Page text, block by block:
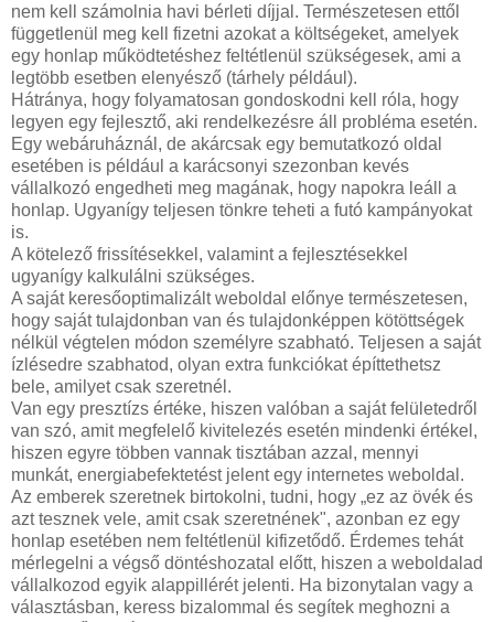
nem kell számolnia havi bérleti díjjal. Természetesen ettől
függetlenül meg kell fizetni azokat a költségeket, amelyek
egy honlap működtetéshez feltétlenül szükségesek, ami a
legtöbb esetben elenyésző (tárhely például).
Hátránya, hogy folyamatosan gondoskodni kell róla, hogy
legyen egy fejlesztő, aki rendelkezésre áll probléma esetén.
Egy webáruháznál, de akárcsak egy bemutatkozó oldal
esetében is például a karácsonyi szezonban kevés
vállalkozó engedheti meg magának, hogy napokra leáll a
honlap. Ugyanígy teljesen tönkre teheti a futó kampányokat
is.
A kötelező frissítésekkel, valamint a fejlesztésekkel
ugyanígy kalkulálni szükséges.
A saját keresőoptimalizált weboldal előnye természetesen,
hogy saját tulajdonban van és tulajdonképpen kötöttségek
nélkül végtelen módon személyre szabható. Teljesen a saját
ízlésedre szabhatod, olyan extra funkciókat építtethetsz
bele, amilyet csak szeretnél.
Van egy presztízs értéke, hiszen valóban a saját felületedről
van szó, amit megfelelő kivitelezés esetén mindenki értékel,
hiszen egyre többen vannak tisztában azzal, mennyi
munkát, energiabefektetést jelent egy internetes weboldal.
Az emberek szeretnek birtokolni, tudni, hogy „ez az övék és
azt tesznek vele, amit csak szeretnének", azonban ez egy
honlap esetében nem feltétlenül kifizetődő. Érdemes tehát
mérlegelni a végső döntéshozatal előtt, hiszen a weboldalad
vállalkozod egyik alappillérét jelenti. Ha bizonytalan vagy a
választásban, keress bizalommal és segítek meghozni a